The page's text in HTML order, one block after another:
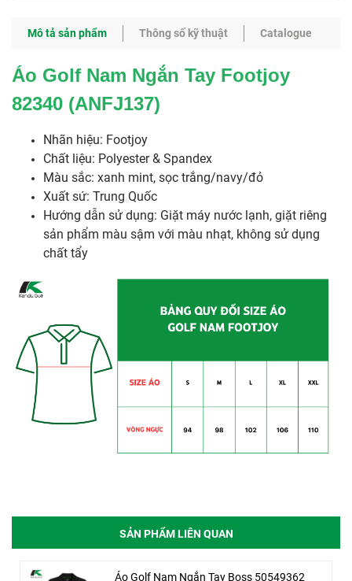
Mô tả sản phẩm Thông số kỹ thuật Catalogue
Áo Golf Nam Ngắn Tay Footjoy
82340 (ANFJ137)
​​​​Nhãn hiệu: Footjoy
Chất liệu: Polyester & Spandex
Màu sắc: xanh mint, sọc trắng/navy/đỏ
Xuất sứ: Trung Quốc
Hướng dẫn sử dụng: Giặt máy nước lạnh, giặt riêng
sản phẩm màu sậm với màu nhạt, không sử dụng
chất tẩy
SẢN PHẨM LIÊN QUAN
Áo Golf Nam Ngắn Tay Boss 50549362